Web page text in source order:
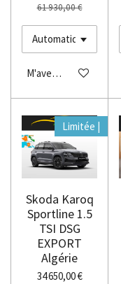
61 930,00 €
M'avertir si disponible
Limitée |
Skoda Karoq
Sportline 1.5
TSI DSG
EXPORT
Algérie
34 650,00 €